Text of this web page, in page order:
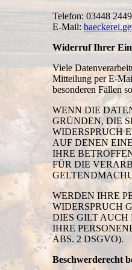
Telefon: 03448 2449
E-Mail:
Widerruf Ihrer
Viele
Mitteilung per E-
besonderen Fällen
WENN DIE
GRÜNDEN, DIE
WIDERSPRUCH
AUF DENEN
IHRE
FÜR DIE
WERDEN IHRE
WIDERSPRUCH
DIES GILT AUCH
IHRE
ABS. 2 DSGVO).
Beschwerderecht